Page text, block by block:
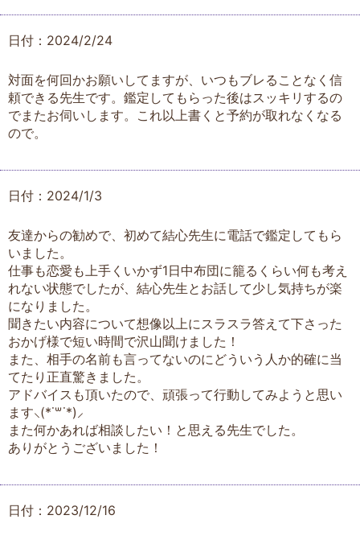
日付：2024/2/24
対面を何回かお願いしてますが、いつもブレることなく信
頼できる先生です。鑑定してもらった後はスッキリするの
でまたお伺いします。これ以上書くと予約が取れなくなる
ので。
日付：2024/1/3
友達からの勧めで、初めて結心先生に電話で鑑定してもら
いました。
仕事も恋愛も上手くいかず1日中布団に籠るくらい何も考え
れない状態でしたが、結心先生とお話して少し気持ちが楽
になりました。
聞きたい内容について想像以上にスラスラ答えて下さった
おかげ様で短い時間で沢山聞けました！
また、相手の名前も言ってないのにどういう人か的確に当
てたり正直驚きました。
アドバイスも頂いたので、頑張って行動してみようと思い
ます⸜(*˙꒳˙*)⸝
また何かあれば相談したい！と思える先生でした。
ありがとうございました！
日付：2023/12/16